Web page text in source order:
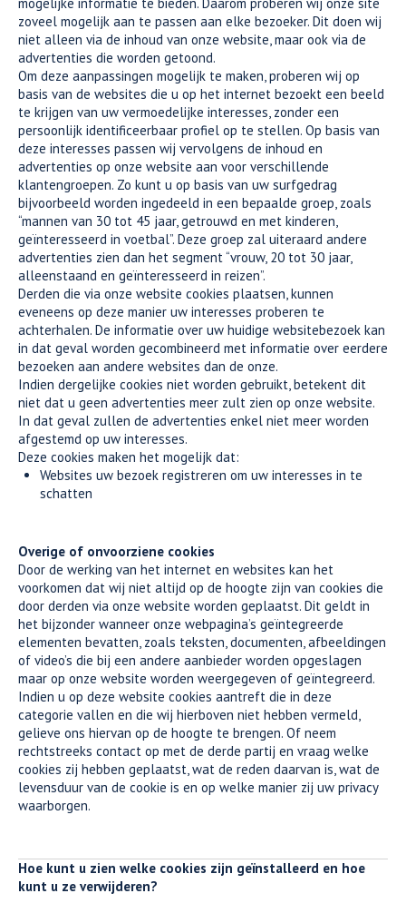
zoveel mogelijk aan te passen aan elke bezoeker. Dit doen wij
niet alleen via de inhoud van onze website, maar ook via de
advertenties die worden getoond.
Om deze aanpassingen mogelijk te maken, proberen wij op
basis van de websites die u op het internet bezoekt een beeld
te krijgen van uw vermoedelijke interesses, zonder een
persoonlijk identificeerbaar profiel op te stellen. Op basis van
deze interesses passen wij vervolgens de inhoud en
advertenties op onze website aan voor verschillende
klantengroepen. Zo kunt u op basis van uw surfgedrag
bijvoorbeeld worden ingedeeld in een bepaalde groep, zoals
“mannen van 30 tot 45 jaar, getrouwd en met kinderen,
geïnteresseerd in voetbal”. Deze groep zal uiteraard andere
advertenties zien dan het segment “vrouw, 20 tot 30 jaar,
alleenstaand en geïnteresseerd in reizen”.
Derden die via onze website cookies plaatsen, kunnen
eveneens op deze manier uw interesses proberen te
achterhalen. De informatie over uw huidige websitebezoek kan
in dat geval worden gecombineerd met informatie over eerdere
bezoeken aan andere websites dan de onze.
Indien dergelijke cookies niet worden gebruikt, betekent dit
niet dat u geen advertenties meer zult zien op onze website.
In dat geval zullen de advertenties enkel niet meer worden
afgestemd op uw interesses.
Deze cookies maken het mogelijk dat:
Websites uw bezoek registreren om uw interesses in te
schatten
Overige of onvoorziene cookies
Door de werking van het internet en websites kan het
voorkomen dat wij niet altijd op de hoogte zijn van cookies die
door derden via onze website worden geplaatst. Dit geldt in
het bijzonder wanneer onze webpagina’s geïntegreerde
elementen bevatten, zoals teksten, documenten, afbeeldingen
of video’s die bij een andere aanbieder worden opgeslagen
maar op onze website worden weergegeven of geïntegreerd.
Indien u op deze website cookies aantreft die in deze
categorie vallen en die wij hierboven niet hebben vermeld,
gelieve ons hiervan op de hoogte te brengen. Of neem
rechtstreeks contact op met de derde partij en vraag welke
cookies zij hebben geplaatst, wat de reden daarvan is, wat de
levensduur van de cookie is en op welke manier zij uw privacy
waarborgen.
Hoe kunt u zien welke cookies zijn geïnstalleerd en hoe
kunt u ze verwijderen?